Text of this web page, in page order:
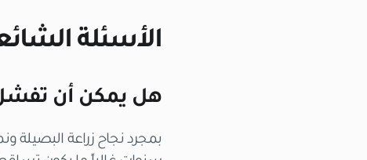
الأسئلة
هل يمكن أن تفشل
بمجرد نجاح زراعة البصيلة